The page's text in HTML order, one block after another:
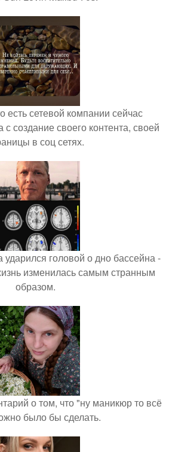
есть сетевой компании сейчас
создание своего контента, своей
в соц сетях.
головой о дно бассейна -
изменилась самым странным
образом.
о том, что "ну маникюр то всё
было бы сделать.